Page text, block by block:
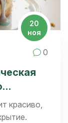
20
ноя
0
красиво,